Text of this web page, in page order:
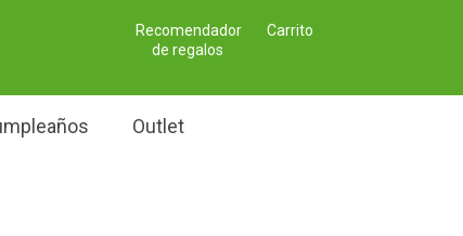
Carrito
Recomendador
de regalos
Outlet